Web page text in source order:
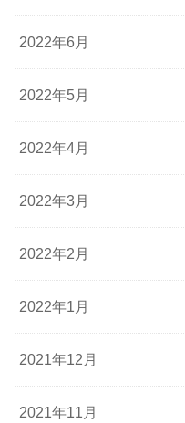
2022年6月
2022年5月
2022年4月
2022年3月
2022年2月
2022年1月
2021年12月
2021年11月